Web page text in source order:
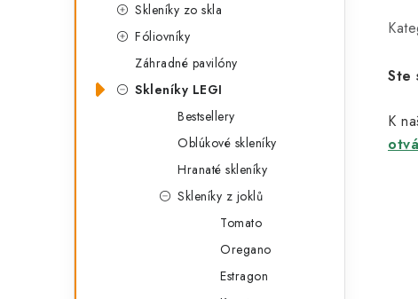
Skleníky zo skla
Fóliovníky
Záhradné pavilóny
Skleníky LEGI
Bestsellery
Oblúkové skleníky
Hranaté skleníky
Skleníky z joklů
Tomato
Oregano
Estragon
Ste
K